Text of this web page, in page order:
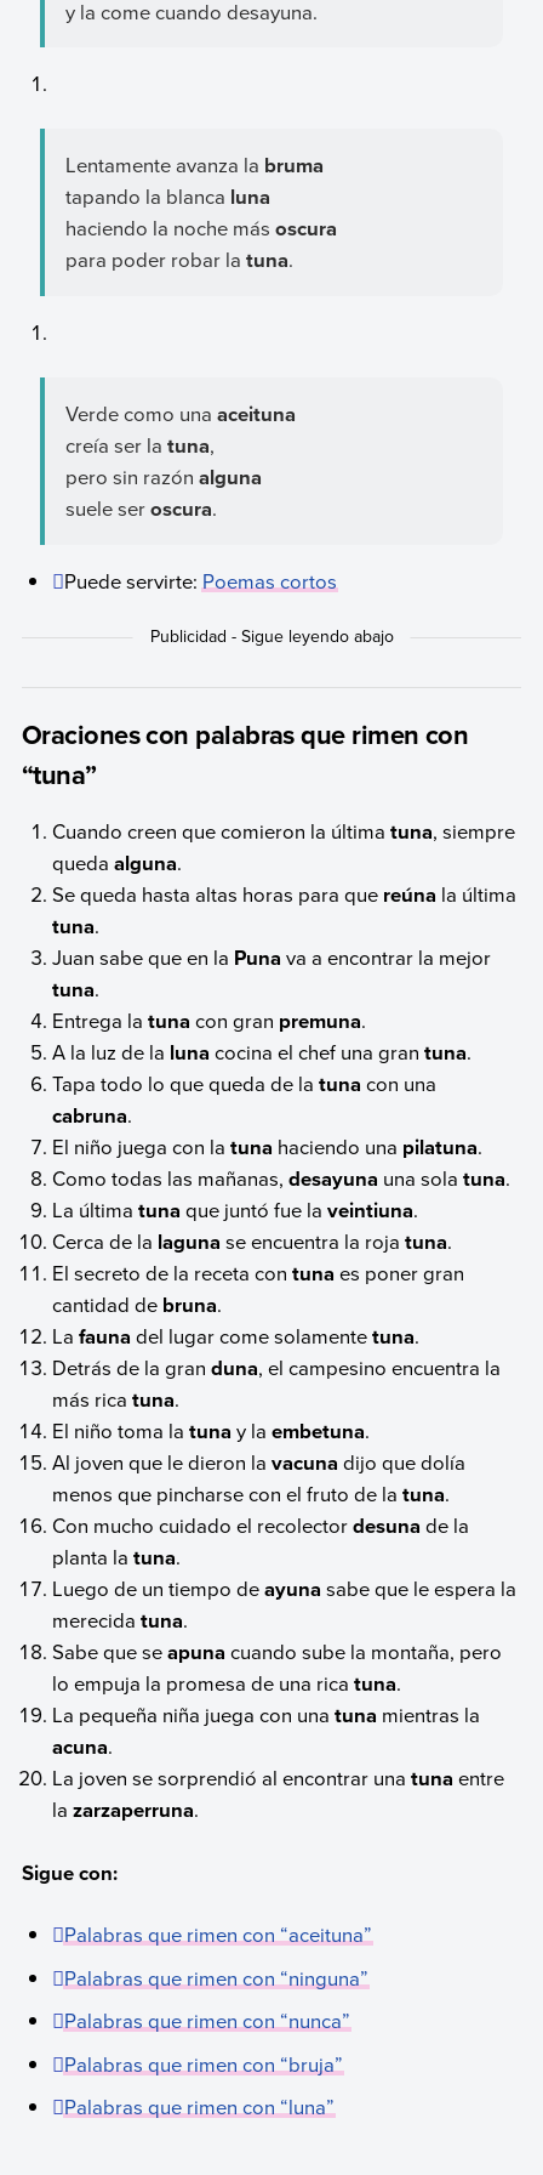
y la come cuando desayuna.
Lentamente avanza la bruma
tapando la blanca luna
haciendo la noche más oscura
para poder robar la tuna.
Verde como una aceituna
creía ser la tuna,
pero sin razón alguna
suele seroscura.
Puede servirte: Poemas cortos
Oraciones con palabras que rimen con
“tuna”
Cuando creen que comieron la últimatuna, siempre
quedaalguna.
Se queda hasta altas horas para que reúna la última
tuna.
Juan sabe que en la Puna va a encontrar la mejor
tuna.
Entrega latunacon gran premuna.
A la luz de la lunacocina el chef una grantuna.
Tapa todo lo que queda de latuna con una
cabruna.
El niño juega con latuna haciendo una pilatuna.
Como todas las mañanas,desayuna una solatuna.
La últimatuna que juntó fue laveintiuna.
Cerca de la laguna se encuentra la rojatuna.
El secreto de la receta contuna es poner gran
cantidad de bruna.
Lafauna del lugar come solamentetuna.
Detrás de la granduna, el campesino encuentra la
más ricatuna.
El niño toma latuna y laembetuna.
Al joven que le dieron lavacuna dijo que dolía
menos que pincharse con el fruto de latuna.
Con mucho cuidado el recolectordesuna de la
planta latuna.
Luego de un tiempo deayuna sabe que le espera la
merecidatuna.
Sabe que seapuna cuando sube la montaña, pero
lo empuja la promesa de una ricatuna.
La pequeña niña juega con unatuna mientras la
acuna.
La joven se sorprendió al encontrar unatuna entre
lazarzaperruna.
Sigue con:
Palabras que rimen con “aceituna”
Palabras que rimen con “ninguna”
Palabras que rimen con “nunca”
Palabras que rimen con “bruja”
Palabras que rimen con “luna”